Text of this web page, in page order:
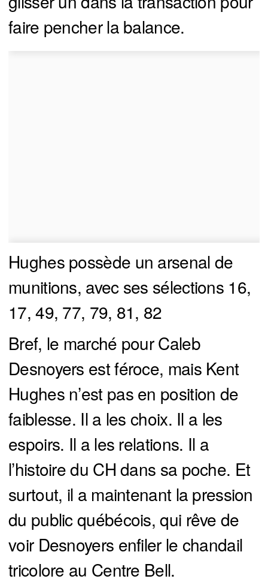
faire pencher la balance.
Hughes possède un arsenal de
munitions, avec ses sélections 16,
17, 49, 77, 79, 81, 82
Bref, le marché pour Caleb
Desnoyers est féroce, mais Kent
Hughes n’est pas en position de
faiblesse. Il a les choix. Il a les
espoirs. Il a les relations. Il a
l’histoire du CH dans sa poche. Et
surtout, il a maintenant la pression
du public québécois, qui rêve de
voir Desnoyers enfiler le chandail
tricolore au Centre Bell.